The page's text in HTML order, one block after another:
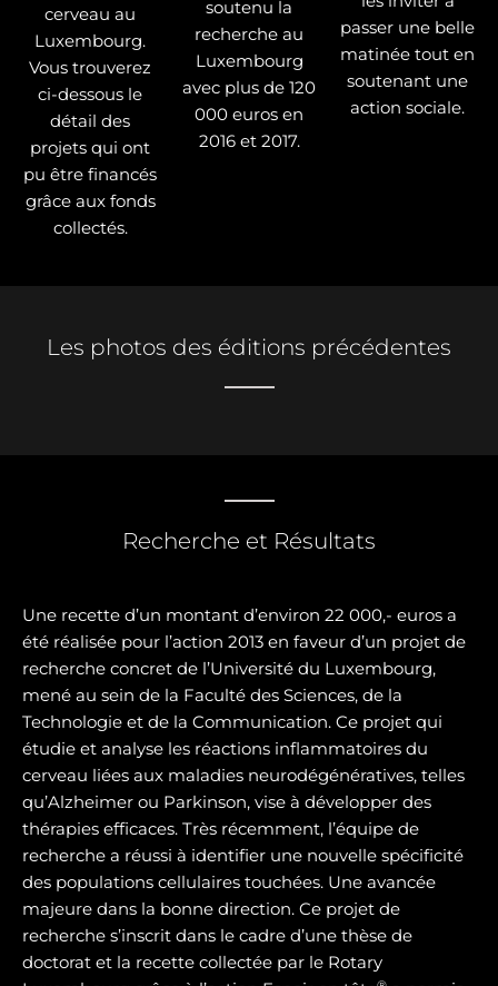
cerveau au
Luxembourg.
Vous trouverez
ci-dessous le
détail des
projets qui ont
pu être financés
grâce aux fonds
collectés.
soutenu la
recherche au
Luxembourg
avec plus de 120
000 euros en
2016 et 2017.
passer une belle
matinée tout en
soutenant une
action sociale.
Les photos des éditions précédentes
Recherche et Résultats
Une recette d’un montant d’environ 22 000,- euros a
été réalisée pour l’action 2013 en faveur d’un projet de
recherche concret de l’Université du Luxembourg,
mené au sein de la Faculté des Sciences, de la
Technologie et de la Communication. Ce projet qui
étudie et analyse les réactions inflammatoires du
cerveau liées aux maladies neurodégénératives, telles
qu’Alzheimer ou Parkinson, vise à développer des
thérapies efficaces. Très récemment, l’équipe de
recherche a réussi à identifier une nouvelle spécificité
des populations cellulaires touchées. Une avancée
majeure dans la bonne direction. Ce projet de
recherche s’inscrit dans le cadre d’une thèse de
doctorat et la recette collectée par le Rotary